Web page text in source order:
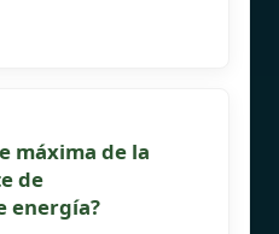
máxima de la
de
energía?